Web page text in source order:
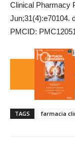
Clinical Pharmacy
Jun;31(4):e70104.
PMCID:
TAGS farmacia